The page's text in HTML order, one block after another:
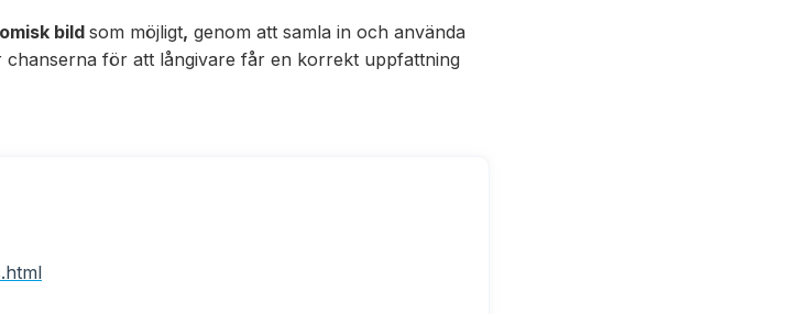
bild som möjligt, genom att samla in och använda
för att långivare får en korrekt uppfattning